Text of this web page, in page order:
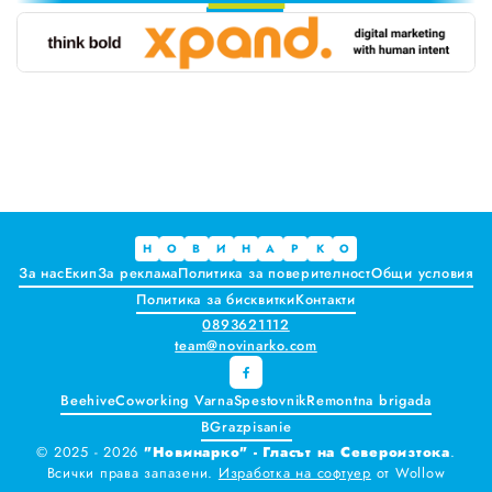
Шумен
Търговище
Добрич
Краставиците са 95% вода. Предлагат ли някакви хранителни ползи?
Как да постъпваме с близките, които не ни ценят
7
8
9
Н О В И Н А Р К О
За насЕкипЗа рекламаПолитика за поверителностОбщи условия
Политика за бисквиткиКонтакти
0893621112
team@novinarko.com
BeehiveCoworking VarnaSpestovnikRemontna brigada
BGrazpisanie
© 2025 - 2026 "Новинарко" - Гласът на Североизтока.
Всички права запазени. Изработка на софтуер от Wollow